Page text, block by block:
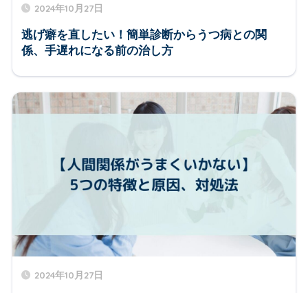
2024年10月27日
逃げ癖を直したい！簡単診断からうつ病との関
係、手遅れになる前の治し方
2024年10月27日